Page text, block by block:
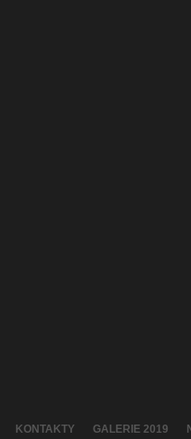
KONTAKTY GALERIE 2019